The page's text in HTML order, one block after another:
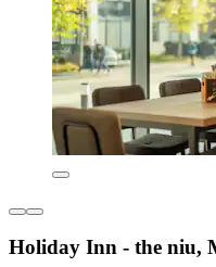
Holiday Inn - the niu,